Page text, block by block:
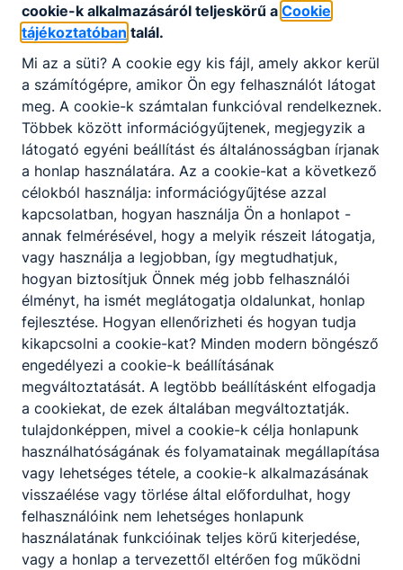
2. június 26-án (csütörtök)
2.1.9.S
Sportedző (kosárlabda, labdarúgás) –
sportszervező,
Kiss Zoltán (leendő osztályfőnök), Bíró
Etelka, Tenkiné Kakas Katalin
2.2.9.E- aVillanyszerelő
Witek Tamás, Dollmayer Csaba, Németh
Vera
2.3.9.F- aGépi és CNC forgácsoló és a
Központifűtés- és gázhálózat
rendszerszerelő
Lőrincz Attila (leendő osztályfőnök),
Kertész Mihály, Iván Brigitta
Beiratkozás
cookie-k alkalmazásáról teljeskörű a Cookie
tájékoztatóban talál.
Mi az a süti? A cookie egy kis fájl, amely akkor kerül
a számítógépre, amikor Ön egy felhasználót látogat
meg. A cookie-k számtalan funkcióval rendelkeznek.
Többek között információgyűjtenek, megjegyzik a
látogató egyéni beállítást és általánosságban írjanak
a honlap használatára. Az a cookie-kat a következő
célokból használja: információgyűjtése azzal
kapcsolatban, hogyan használja Ön a honlapot -
annak felmérésével, hogy a melyik részeit látogatja,
vagy használja a legjobban, így megtudhatjuk,
hogyan biztosítjuk Önnek még jobb felhasználói
élményt, ha ismét meglátogatja oldalunkat, honlap
fejlesztése. Hogyan ellenőrizheti és hogyan tudja
kikapcsolni a cookie-kat? Minden modern böngésző
engedélyezi a cookie-k beállításának
megváltoztatását. A legtöbb beállításként elfogadja
a cookiekat, de ezek általában megváltoztatják.
tulajdonképpen, mivel a cookie-k célja honlapunk
használhatóságának és folyamatainak megállapítása
vagy lehetséges tétele, a cookie-k alkalmazásának
visszaélése vagy törlése által előfordulhat, hogy
felhasználóink ​​nem lehetséges honlapunk
használatának funkcióinak teljes körű kiterjedése,
vagy a honlap a tervezettől eltérően fog működni